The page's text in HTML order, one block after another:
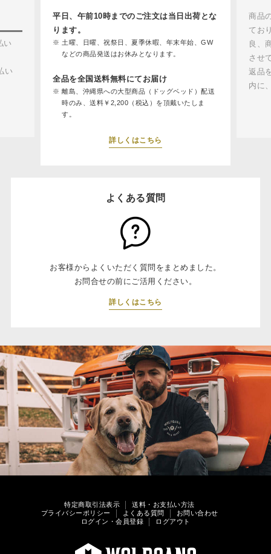
い
い
平日、午前10時までのご注文は当日出荷とな
ります。
土曜、日曜、祝祭日、夏季休暇、年末年始、GW
などの商品発送はお休みとなります。
全品を全国送料無料にてお届け
離島、沖縄県への大型商品（ドッグベッド）配送
時のみ、送料￥2,200（税込）を頂戴いたしま
す。
詳しくはこちら
商品
てお
良、
させ
返品
内に
よくある質問
お客様からよくいただく質問をまとめました。
お問合せの前にご活用ください。
詳しくはこちら
特定商取引法表示
送料・お支払い方法
プライバシーポリシー
よくある質問
お問い合わせ
ログイン・会員登録
ログアウト